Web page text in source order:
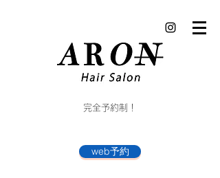
完全予約制！
web予約